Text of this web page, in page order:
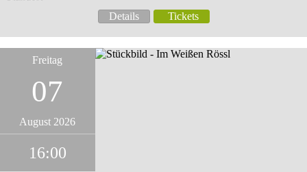
Details Tickets
Freitag
07
August 2026
16:00